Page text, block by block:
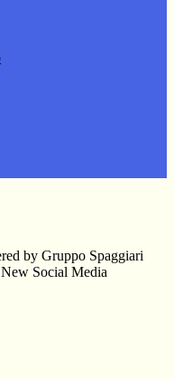
by Gruppo Spaggiari
Social Media